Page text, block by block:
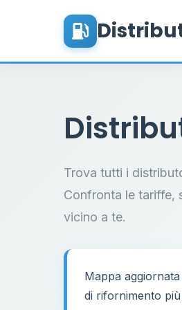
Trova tutti i
Confronta le tariffe,
vicino a te.
Mappa
di rifornimento